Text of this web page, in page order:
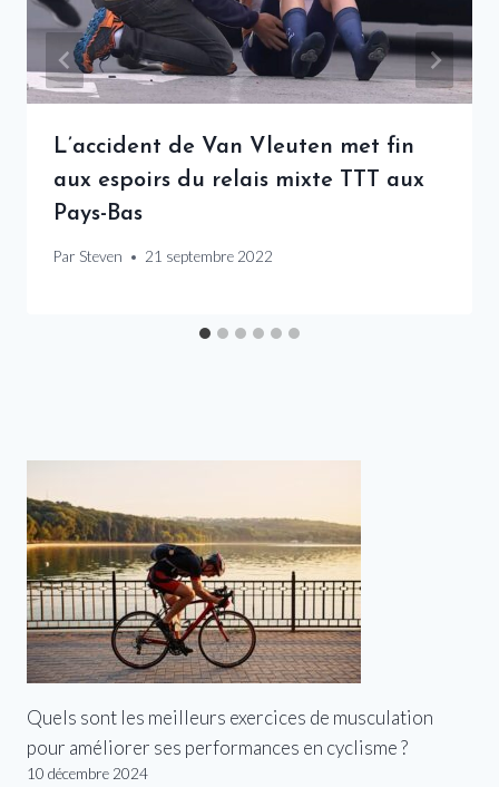
L’accident de Van Vleuten met fin
aux espoirs du relais mixte TTT aux
Pays-Bas
Par Steven 21 septembre 2022
Quels sont les meilleurs exercices de musculation
pour améliorer ses performances en cyclisme ?
10 décembre 2024